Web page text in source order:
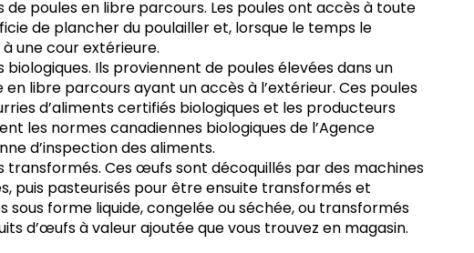
poules en libre parcours. Les poules ont accès à toute
de plancher du poulailler et, lorsque le temps le
une cour extérieure.
biologiques. Ils proviennent de poules élevées dans un
en libre parcours ayant un accès à l’extérieur. Ces poules
d’aliments certifiés biologiques et les producteurs
les normes canadiennes biologiques de l’Agence
d’inspection des aliments.
transformés. Ces œufs sont décoquillés par des machines
puis pasteurisés pour être ensuite transformés et
sous forme liquide, congelée ou séchée, ou transformés
d’œufs à valeur ajoutée que vous trouvez en magasin.